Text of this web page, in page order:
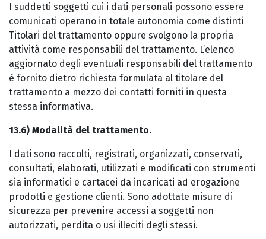
I suddetti soggetti cui i dati personali possono essere
comunicati operano in totale autonomia come distinti
Titolari del trattamento oppure svolgono la propria
attività come responsabili del trattamento. L’elenco
aggiornato degli eventuali responsabili del trattamento
è fornito dietro richiesta formulata al titolare del
trattamento a mezzo dei contatti forniti in questa
stessa informativa.
13.6) Modalità del trattamento.
I dati sono raccolti, registrati, organizzati, conservati,
consultati, elaborati, utilizzati e modificati con strumenti
sia informatici e cartacei da incaricati ad erogazione
prodotti e gestione clienti. Sono adottate misure di
sicurezza per prevenire accessi a soggetti non
autorizzati, perdita o usi illeciti degli stessi.